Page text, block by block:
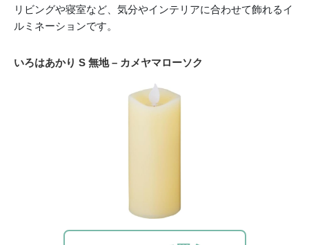
リビングや寝室など、気分やインテリアに合わせて飾れるイ
ルミネーションです。
いろはあかり S 無地 – カメヤマローソク